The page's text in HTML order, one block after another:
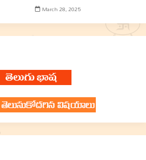
March 28, 2025